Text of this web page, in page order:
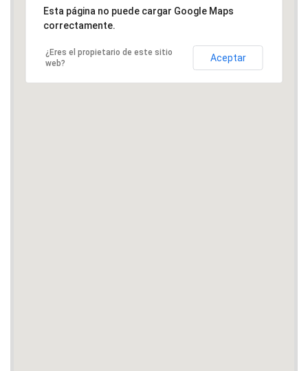
Esta página no puede cargar Google Maps
correctamente.
¿Eres el propietario de este sitio
web?
Aceptar